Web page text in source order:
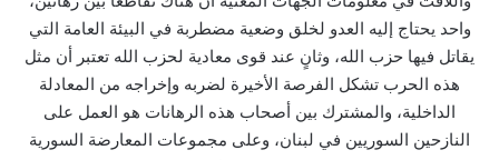
واحد يحتاج إليه العدو لخلق وضعية مضطربة في البيئة العامة التي
يقاتل فيها حزب الله، وثانٍ عند قوى معادية لحزب الله تعتبر أن مثل
هذه الحرب تشكل الفرصة الأخيرة لضربه وإخراجه من المعادلة
الداخلية، والمشترك بين أصحاب هذه الرهانات هو العمل على
النازحين السوريين في لبنان، وعلى مجموعات المعارضة السورية